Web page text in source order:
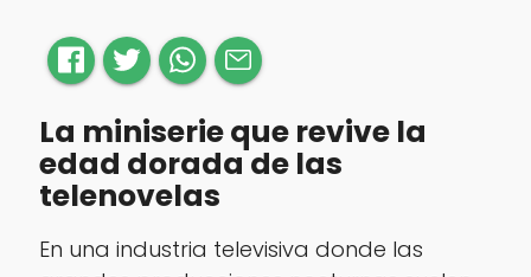
La miniserie que revive la
edad dorada de las
telenovelas
En una industria televisiva donde las